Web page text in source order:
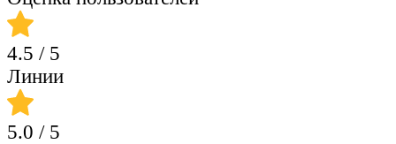
4.5 / 5
Линии
5.0 / 5